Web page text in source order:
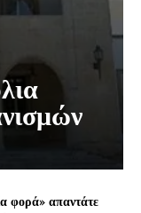
φορά» απαντάτε